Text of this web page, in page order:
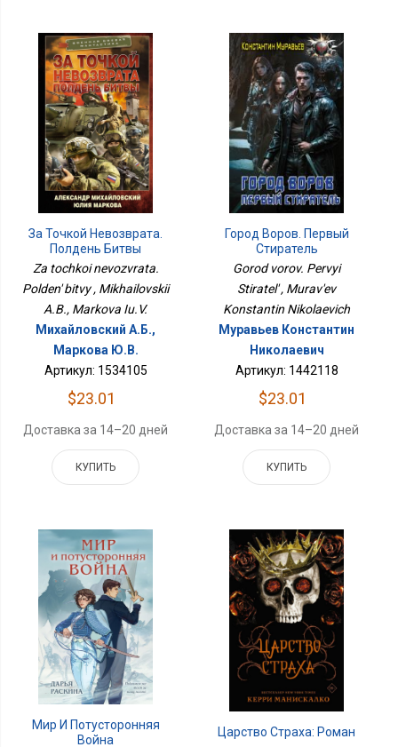
За Точкой Невозврата.
Полдень Битвы
Za tochkoi nevozvrata.
Polden' bitvy , Mikhailovskii
A.B., Markova Iu.V.
Михайловский А.Б.,
Маркова Ю.В.
Артикул: 1534105
$23.01
Доставка за 14–20 дней
КУПИТЬ
Город Воров. Первый
Стиратель
Gorod vorov. Pervyi
Stiratel' , Murav'ev
Konstantin Nikolaevich
Муравьев Константин
Николаевич
Артикул: 1442118
$23.01
Доставка за 14–20 дней
КУПИТЬ
Мир И Потусторонняя
Война
Царство Страха: Роман